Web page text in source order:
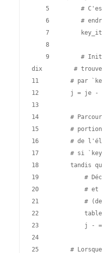
    5
#
    6
#
    7
    8
    9
#
dix
#
11
# par
12
j = je -
13
14
#
15
#
16
# de
17
# si
18
tandis
19
#
20
# et
21
#
22
23
j - =
24
25
#